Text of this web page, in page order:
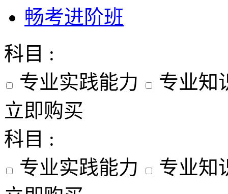
畅考进阶班
科目 :
专业实践能力
专业知
立即购买
科目 :
专业实践能力
专业知